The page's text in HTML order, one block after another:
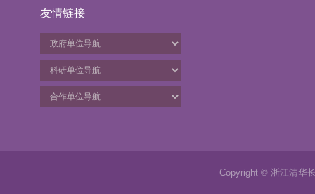
友情链接
Copyright © 浙江清华